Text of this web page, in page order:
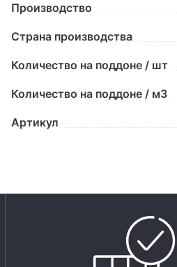
Производство
Страна производства
Количество на поддоне / шт
Количество на поддоне / м3
Артикул